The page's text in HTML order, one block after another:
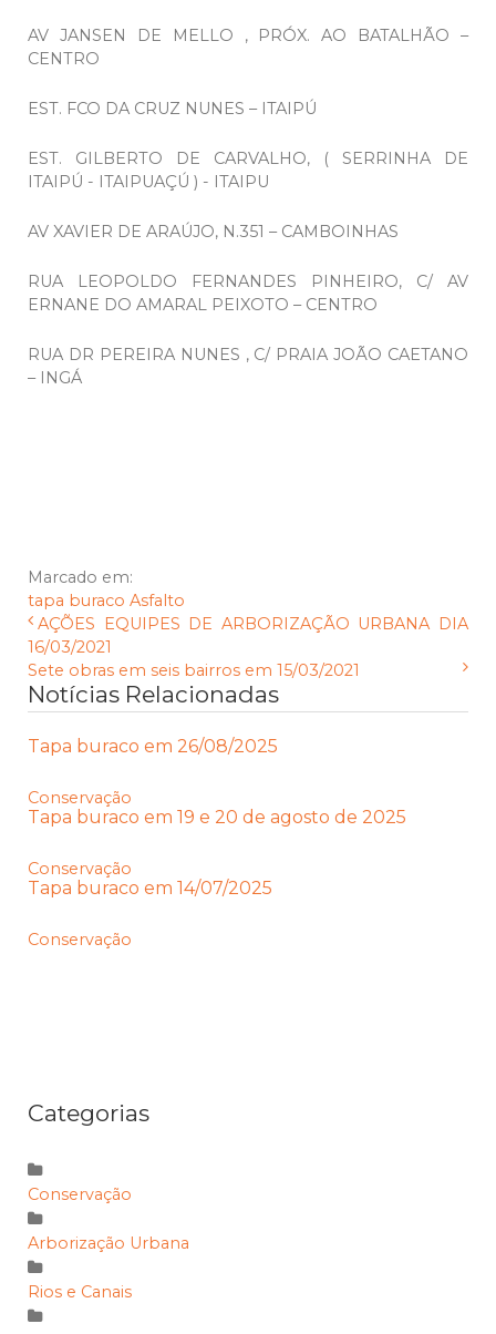
AV JANSEN DE MELLO , PRÓX. AO BATALHÃO –
CENTRO
EST. FCO DA CRUZ NUNES – ITAIPÚ
EST. GILBERTO DE CARVALHO, ( SERRINHA DE
ITAIPÚ - ITAIPUAÇÚ ) - ITAIPU
AV XAVIER DE ARAÚJO, N.351 – CAMBOINHAS
RUA LEOPOLDO FERNANDES PINHEIRO, C/ AV
ERNANE DO AMARAL PEIXOTO – CENTRO
RUA DR PEREIRA NUNES , C/ PRAIA JOÃO CAETANO
– INGÁ
Marcado em:
tapa buraco Asfalto
AÇÕES EQUIPES DE ARBORIZAÇÃO URBANA DIA
16/03/2021
Sete obras em seis bairros em 15/03/2021
Notícias Relacionadas
Tapa buraco em 26/08/2025
Conservação
Tapa buraco em 19 e 20 de agosto de 2025
Conservação
Tapa buraco em 14/07/2025
Conservação
Categorias
Conservação
Arborização Urbana
Rios e Canais